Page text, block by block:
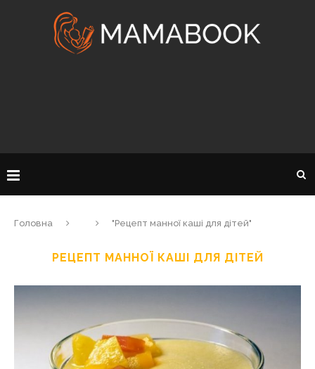
Головна "Рецепт манної каші для дітей"
РЕЦЕПТ МАННОЇ КАШІ ДЛЯ ДІТЕЙ